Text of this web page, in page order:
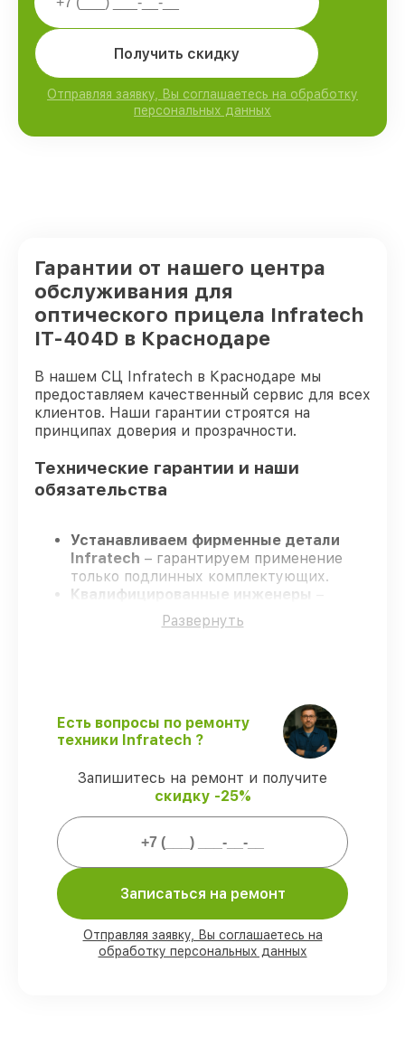
Получить скидку
Отправляя заявку, Вы соглашаетесь на обработку
персональных данных
Гарантии от нашего центра
обслуживания для
оптического прицела Infratech
IT-404D в Краснодаре
В нашем СЦ Infratech в Краснодаре мы
предоставляем качественный сервис для всех
клиентов. Наши гарантии строятся на
принципах доверия и прозрачности.
Технические гарантии и наши
обязательства
Устанавливаем фирменные детали
Infratech – гарантируем применение
только подлинных комплектующих.
Квалифицированные инженеры
проходят жёсткий контроль знаний и
навыков, что обеспечивает надёжную
Поддержка после ремонта – все
работы и запчасти защищены сервисной
Мы гарантируем:
80%
запчастей Infratech готовы к
установке в Краснодаре, остальные
поступают оперативно
Фирменные детали Infratech и
Развернуть
Есть вопросы по ремонту
техники Infratech ?
Запишитесь на ремонт и получите
скидку -25%
Записаться на ремонт
Отправляя заявку, Вы соглашаетесь на
обработку персональных данных